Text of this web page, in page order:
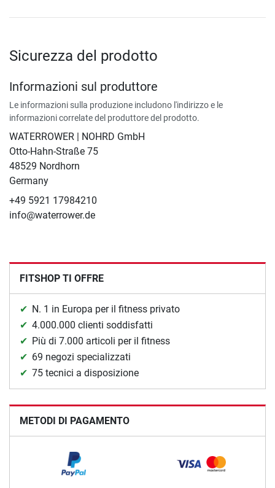
Sicurezza del prodotto
Informazioni sul produttore
Le informazioni sulla produzione includono l'indirizzo e le
informazioni correlate del produttore del prodotto.
WATERROWER | NOHRD GmbH
Otto-Hahn-Straße 75
48529 Nordhorn
Germany
+49 5921 17984210
info@waterrower.de
FITSHOP TI OFFRE
N. 1 in Europa per il fitness privato
4.000.000 clienti soddisfatti
Più di 7.000 articoli per il fitness
69 negozi specializzati
75 tecnici a disposizione
METODI DI PAGAMENTO